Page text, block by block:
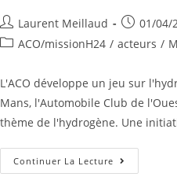
Laurent Meillaud
01/04/
ACO/missionH24 / acteurs /
L'ACO développe un jeu sur
Mans, l'Automobile Club de
thème de l'hydrogène. Une
Continuer La Lecture